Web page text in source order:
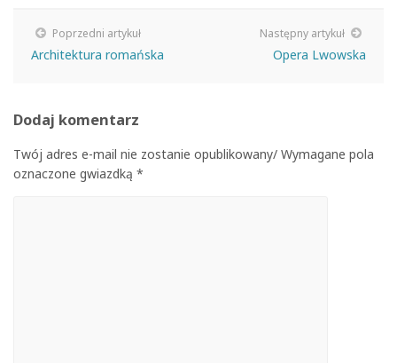
Poprzedni artykuł
Architektura romańska
Następny artykuł
Opera Lwowska
Dodaj komentarz
Twój adres e-mail nie zostanie opublikowany/ Wymagane pola
oznaczone gwiazdką *